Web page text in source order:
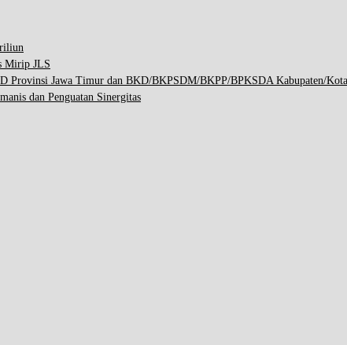
Mirip JLS
Provinsi Jawa Timur dan BKD/BKPSDM/BKPP/BPKSDA Kabupaten/
dan Penguatan Sinergitas